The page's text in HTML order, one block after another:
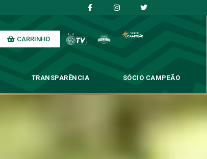
CARRINHO
TRANSPARÊNCIA SÓCIO CAMPEÃO